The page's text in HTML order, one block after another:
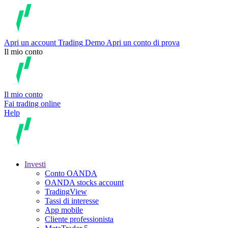
Apri un account Trading Demo Apri un conto di prova
Il mio conto
Il mio conto
Fai trading online
Help
Investi
Conto OANDA
OANDA stocks account
TradingView
Tassi di interesse
App mobile
Cliente professionista